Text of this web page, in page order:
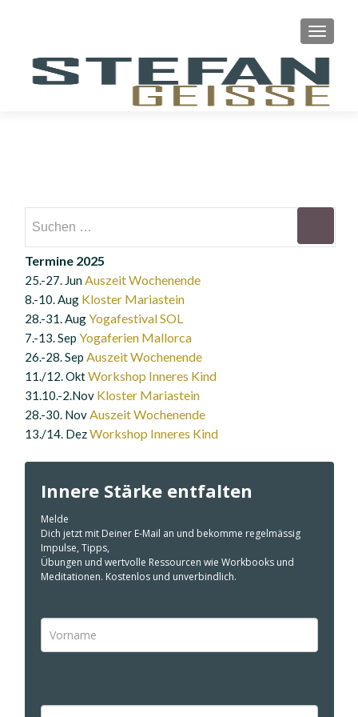
nach:
Termine 2025
25.-27. JunAuszeit Wochenende
8.-10. Aug Kloster Mariastein
28.-31. AugYogafestival SOL
7.-13. Sep Yogaferien Mallorca
26.-28. Sep Auszeit Wochenende
11./12. OktWorkshop Inneres Kind
31.10.-2.Nov Kloster Mariastein
28.-30. NovAuszeit Wochenende
13./14. DezWorkshop Inneres Kind
Innere Stärke entfalten
Melde
Dich jetzt mit Deiner E-Mail an und bekomme regelmässig
Impulse, Tipps,
Übungen und wertvolle Ressourcen wie Workbooks und
Meditationen. Kostenlos und unverbindlich.